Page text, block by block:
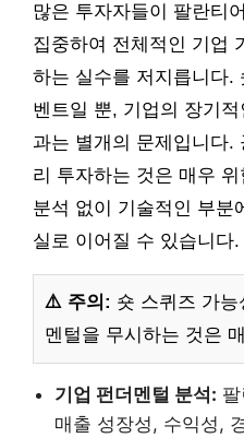
많은 투자자들이 팔란티
집중하여 전체적인 기업
하는 실수를 저지릅니다.
벤트일 뿐, 기업의 장기
과는 별개의 문제입니다.
리 투자하는 것은 매우
분석 없이 기술적인 부분
실로 이어질 수 있습니다.
⚠️ 주의: 숏 스퀴즈 가능
멘털을 무시하는 것은
기업 펀더멘털 분석:
매출 성장성, 수익성,